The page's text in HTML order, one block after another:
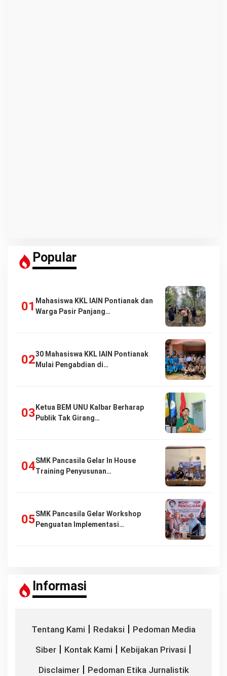
Popular
Mahasiswa KKL IAIN Pontianak dan
Warga Pasir Panjang…
30 Mahasiswa KKL IAIN Pontianak
Mulai Pengabdian di…
Ketua BEM UNU Kalbar Berharap
Publik Tak Girang…
SMK Pancasila Gelar In House
Training Penyusunan…
SMK Pancasila Gelar Workshop
Penguatan Implementasi…
Informasi
Tentang Kami | Redaksi | Pedoman Media
Siber | Kontak Kami | Kebijakan Privasi |
Disclaimer| Pedoman Etika Jurnalistik